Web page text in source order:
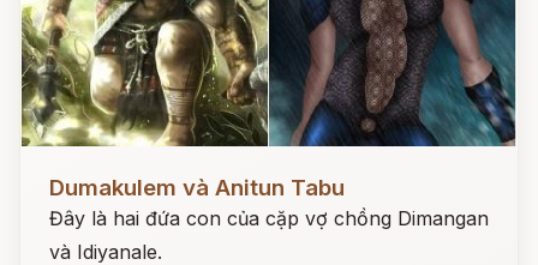
Dumakulem và Anitun Tabu
Đây là hai đứa con của cặp vợ chồng Dimangan
và Idiyanale.